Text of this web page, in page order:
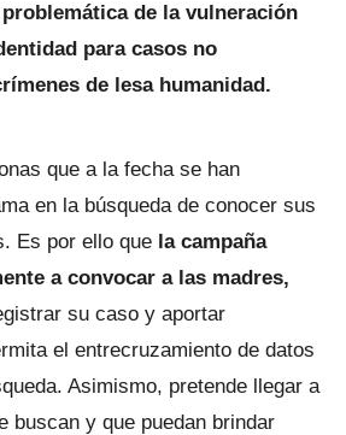
de la vulneración
para casos no
de lesa humanidad.
que a la fecha se han
en la búsqueda de conocer sus
Es por ello que la campaña
a convocar a las madres,
su caso y aportar
el entrecruzamiento de datos
Asimismo, pretende llegar a
buscan y que puedan brindar